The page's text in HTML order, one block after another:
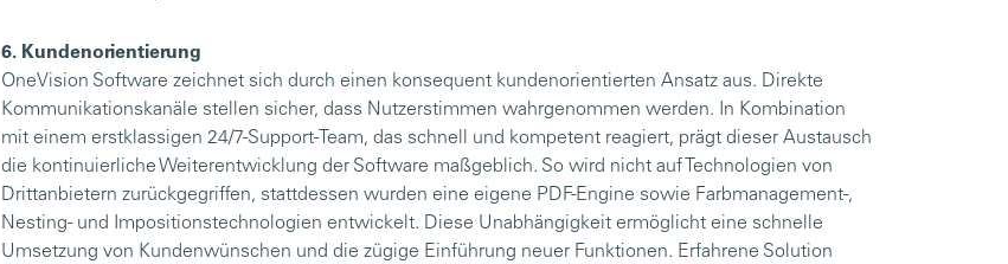
6. Kundenorientierung
OneVision Software zeichnet sich durch einen konsequent kundenorientierten Ansatz aus. Direkte
Kommunikationskanäle stellen sicher, dass Nutzerstimmen wahrgenommen werden. In Kombination
mit einem erstklassigen 24/7-Support-Team, das schnell und kompetent reagiert, prägt dieser Austausch
die kontinuierliche Weiterentwicklung der Software maßgeblich. So wird nicht auf Technologien von
Drittanbietern zurückgegriffen, stattdessen wurden eine eigene PDF-Engine sowie Farbmanagement-,
Nesting- und Impositionstechnologien entwickelt. Diese Unabhängigkeit ermöglicht eine schnelle
Umsetzung von Kundenwünschen und die zügige Einführung neuer Funktionen. Erfahrene Solution